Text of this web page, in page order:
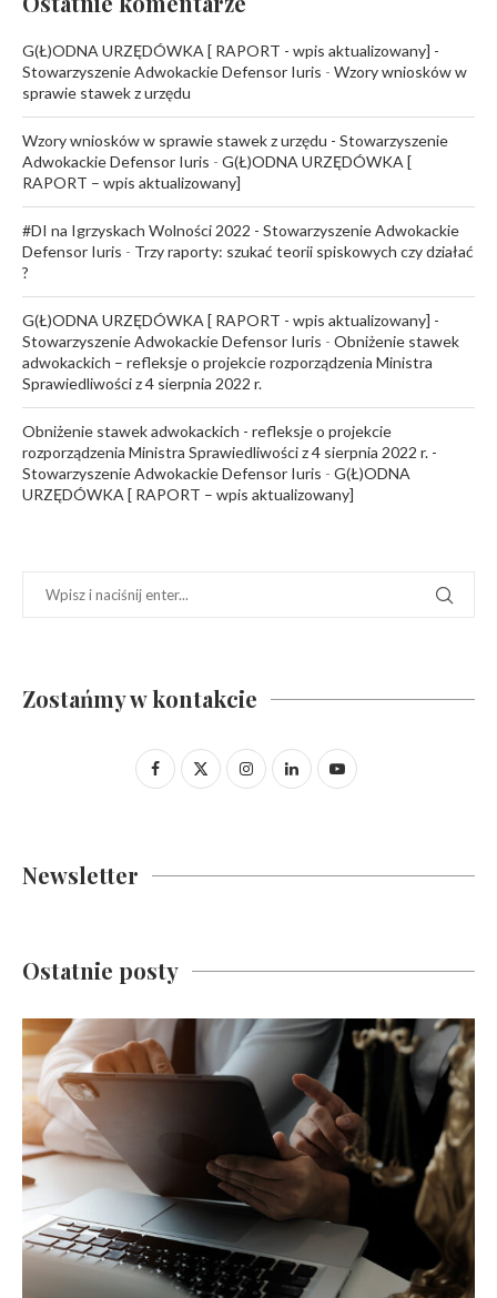
G(Ł)ODNA URZĘDÓWKA [ RAPORT - wpis aktualizowany] -
Stowarzyszenie Adwokackie Defensor Iuris - Wzory wniosków w
sprawie stawek z urzędu
Wzory wniosków w sprawie stawek z urzędu - Stowarzyszenie
Adwokackie Defensor Iuris - G(Ł)ODNA URZĘDÓWKA [
RAPORT – wpis aktualizowany]
#DI na Igrzyskach Wolności 2022 - Stowarzyszenie Adwokackie
Defensor Iuris - Trzy raporty: szukać teorii spiskowych czy działać
?
G(Ł)ODNA URZĘDÓWKA [ RAPORT - wpis aktualizowany] -
Stowarzyszenie Adwokackie Defensor Iuris - Obniżenie stawek
adwokackich – refleksje o projekcie rozporządzenia Ministra
Sprawiedliwości z 4 sierpnia 2022 r.
Obniżenie stawek adwokackich - refleksje o projekcie
rozporządzenia Ministra Sprawiedliwości z 4 sierpnia 2022 r. -
Stowarzyszenie Adwokackie Defensor Iuris - G(Ł)ODNA
URZĘDÓWKA [ RAPORT – wpis aktualizowany]
Zostańmy w kontakcie
Newsletter
Ostatnie posty